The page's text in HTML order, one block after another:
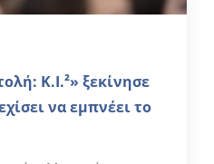
Κ.Ι.²» ξεκίνησε
να εμπνέει το